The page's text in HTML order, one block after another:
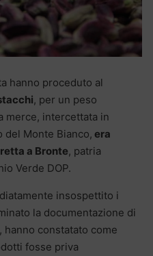
hanno proceduto al
, per un peso
merce, intercettata in
del Monte Bianco, era
a Bronte, patria
Verde DOP.
insospettito i
la documentazione di
hanno constatato come
fosse priva